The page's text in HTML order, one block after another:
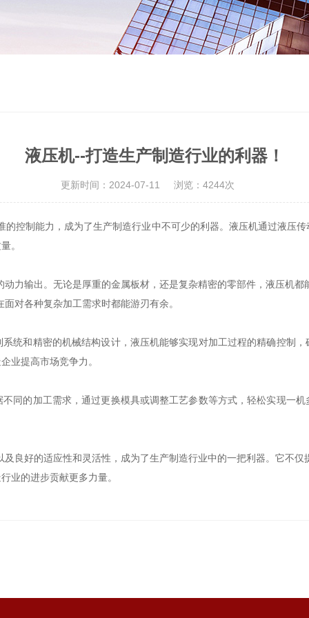
液压机--打造生产制造行业的利器！
更新时间：2024-07-11 浏览：4244次
制能力，成为了生产制造行业中不可少的利器。液压机通过液压传
。
输出。无论是厚重的金属板材，还是复杂精密的零部件，液压机都
对各种复杂加工需求时都能游刃有余。
和精密的机械结构设计，液压机能够实现对加工过程的精确控制，
业提高市场竞争力。
的加工需求，通过更换模具或调整工艺参数等方式，轻松实现一机
好的适应性和灵活性，成为了生产制造行业中的一把利器。它不仅
业的进步贡献更多力量。